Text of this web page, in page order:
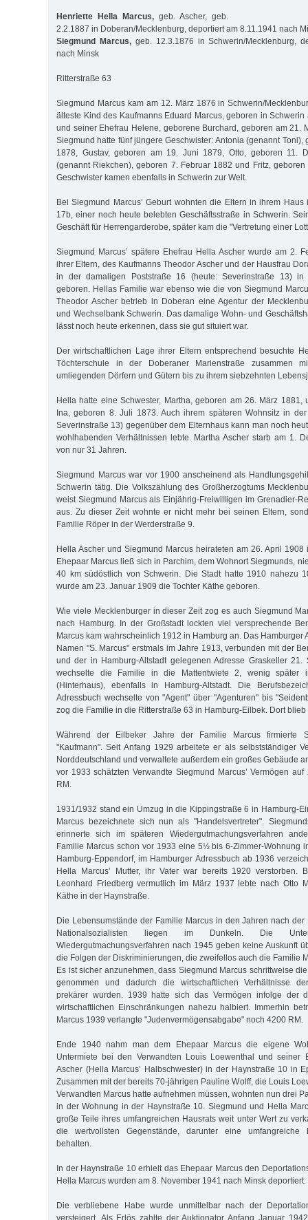
Henriette Hella Marcus, geb. Ascher, geb.
2.2.1887 in Doberan/Mecklenburg, deportiert am 8.11.1941 nach
Siegmund Marcus,geb. 12.3.1876 in Schwerin/Mecklenburg,
nach Minsk
Ritterstraße 63
Siegmund Marcus kam am 12. März 1876 in Schwerin/
älteste Kind des Kaufmanns Eduard Marcus, geboren in Schwerin
und seiner Ehefrau Helene, geborene Burchard, geboren am 21.
Siegmund hatte fünf jüngere Geschwister: Antonia (genannt Toni),
1878, Gustav, geboren am 19. Juni 1879, Otto, geboren 11.
(genannt Riekchen), geboren 7. Februar 1882 und Fritz,
Geschwister kamen ebenfalls in Schwerin zur Welt.
Bei Siegmund Marcus’ Geburt wohnten die Eltern in ihrem Haus
17b, einer noch heute belebten Geschäftsstraße in Schwerin.
Geschäft für Herrengarderobe, später kam die "Vertretung einer
Siegmund Marcus’ spätere Ehefrau Hella Ascher wurde am 2.
ihrer Eltern, des Kaufmanns Theodor Ascher und der Hausfrau
in der damaligen Poststraße 16 (heute: Severinstraße 13) in
geboren. Hellas Familie war ebenso wie die von Siegmund
Theodor Ascher betrieb in Doberan eine Agentur der
und Wechselbank Schwerin. Das damalige Wohn- und
lässt noch heute erkennen, dass sie gut situiert war.
Der wirtschaftlichen Lage ihrer Eltern entsprechend besuchte
Töchterschule in der Doberaner Marienstraße zusammen
umliegenden Dörfern und Gütern bis zu ihrem siebzehnten
Hella hatte eine Schwester, Martha, geboren am 26. März 1881,
Ina, geboren 8. Juli 1873. Auch ihrem späteren Wohnsitz in
Severinstraße 13) gegenüber dem Elternhaus kann man noch
wohlhabenden Verhältnissen lebte. Martha Ascher starb am 1.
von nur 31 Jahren.
Siegmund Marcus war vor 1900 anscheinend als
Schwerin tätig. Die Volkszählung des Großherzogtums
weist Siegmund Marcus als Einjährig-Freiwilligen im Grenadier-
aus. Zu dieser Zeit wohnte er nicht mehr bei seinen Eltern,
Familie Röper in der Werderstraße 9.
Hella Ascher und Siegmund Marcus heirateten am 26. April
Ehepaar Marcus ließ sich in Parchim, dem Wohnort Siegmunds,
40 km süd­östlich von Schwerin. Die Stadt hatte 1910 nahezu
wurde am 23. Januar 1909 die Tochter Käthe geboren.
Wie viele Mecklenburger in dieser Zeit zog es auch Siegmund
nach Hamburg. In der Großstadt lockten viel versprechende
Marcus kam wahrscheinlich 1912 in Hamburg an. Das Hamburger
Namen "S. Marcus" erstmals im Jahre 1913, verbunden mit der
und der in Hamburg-Altstadt gelegenen Adresse Graskeller 21.
wechselte die Familie in die Mattentwiete 2, wenig später
(Hinterhaus), ebenfalls in Hamburg-Altstadt. Die
Adressbuch wechselte von "Agent" über "Agenturen" bis
zog die Familie in die Ritterstraße 63 in Hamburg-Eilbek. Dort
Während der Eilbeker Jahre der Familie Marcus firmierte
"Kaufmann". Seit Anfang 1929 arbeitete er als selbstständiger
Norddeutschland und verwaltete außerdem ein großes Gebäude
vor 1933 schätzten Verwandte Siegmund Marcus’ Vermögen
RM.
1931/1932 stand ein Umzug in die Kippingstraße 6 in Hamburg-
Marcus bezeichnete sich nun als "Handelsvertreter".
erinnerte sich im späteren Wiedergutmachungsverfahren
Familie Marcus schon vor 1933 eine 5½ bis 6-Zimmer-Wohnung
Hamburg-Eppendorf, im Hamburger Adressbuch ab 1936
Hella Marcus’ Mutter, ihr Vater war bereits 1920 verstorben.
Leonhard Friedberg vermutlich im März 1937 lebte nach Otto
Käthe in der Haynstraße.
Die Lebensumstände der Familie Marcus in den Jahren nach
Nationalsozialisten liegen im Dunkeln. Die
Wiedergutmachungsverfahren nach 1945 geben keine Auskunft
die Folgen der Diskriminierungen, die zweifellos auch die Familie
Es ist sicher anzunehmen, dass Siegmund Marcus schrittweise
genommen und dadurch die wirtschaftlichen Verhältnisse
prekärer wurden. 1939 hatte sich das Ver­mögen infolge der
wirtschaftlichen Einschränkungen nahezu halbiert. Immerhin
Marcus 1939 verlangte "Judenvermögensabgabe" noch 4200 RM.
Ende 1940 nahm man dem Ehepaar Marcus die eigene
Untermiete bei den Verwandten Louis Loewenthal und seiner
Ascher (Hella Marcus’ Halbschwester) in der Haynstraße 10 in
Zusammen mit der bereits 70-jährigen Pauline Wolff, die Louis
Verwandten Marcus hatte aufnehmen müssen, wohnten nun drei
in der Wohnung in der Haynstraße 10. Siegmund und Hella
große Teile ihres umfangreichen Hausrats weit unter Wert zu
die wertvollsten Gegenstände, darunter eine umfangreiche
behalten.
In der Haynstraße 10 erhielt das Ehepaar Marcus den
Hella Marcus wurden am 8. November 1941 nach Minsk deportiert.
Die verbliebene Habe wurde unmittelbar nach der
versteigert. Als Erlös zahlte der Auktionator Anfang Januar